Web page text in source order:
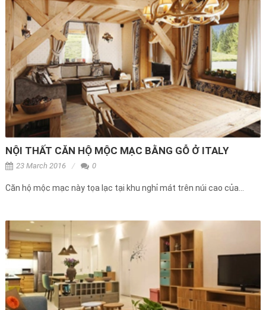
NỘI THẤT CĂN HỘ MỘC MẠC BẰNG GỖ Ở ITALY
23 March 2016 0
Căn hộ mộc mạc này tọa lạc tại khu nghỉ mát trên núi cao của...